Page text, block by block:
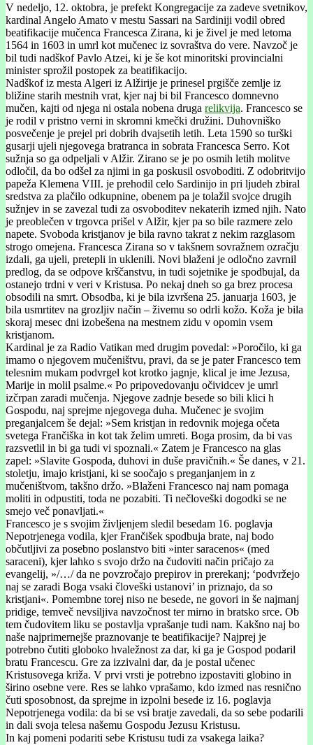
V nedeljo, 12. oktobra, je prefekt Kongregacije za zadeve svetnikov,
kardinal Angelo Amato v mestu Sassari na Sardiniji vodil obred
beatifikacije mučenca Francesca Zirana, ki je živel je med letoma
1564 in 1603 in umrl kot mučenec iz sovraštva do vere. Navzoč je
bil tudi nadškof Pavlo Atzei, ki je še kot minoritski provincialni
minister sprožil postopek za beatifikacijo.
Nadškof iz mesta Algeri iz Alžirije je prinesel prgišče zemlje iz
bližine starih mestnih vrat, kjer naj bi bil Francesco domnevno
mučen, kajti od njega ni ostala nobena druga relikvija. Francesco se
je rodil v pristno verni in skromni kmečki družini. Duhovniško
posvečenje je prejel pri dobrih dvajsetih letih. Leta 1590 so turški
gusarji ujeli njegovega bratranca in sobrata Francesca Serro. Kot
sužnja so ga odpeljali v Alžir. Zirano se je po osmih letih molitve
odločil, da bo odšel za njimi in ga poskusil osvoboditi. Z odobritvijo
papeža Klemena VIII. je prehodil celo Sardinijo in pri ljudeh zbiral
sredstva za plačilo odkupnine, obenem pa je tolažil svojce drugih
sužnjev in se zavezal tudi za osvoboditev nekaterih izmed njih. Nato
je preoblečen v trgovca prišel v Alžir, kjer pa so bile razmere zelo
napete. Svoboda kristjanov je bila ravno takrat z nekim razglasom
strogo omejena. Francesca Zirana so v takšnem sovražnem ozračju
izdali, ga ujeli, pretepli in uklenili. Novi blaženi je odločno zavrnil
predlog, da se odpove krščanstvu, in tudi sojetnike je spodbujal, da
ostanejo trdni v veri v Kristusa. Po nekaj dneh so ga brez procesa
obsodili na smrt. Obsodba, ki je bila izvršena 25. januarja 1603, je
bila usmrtitev na grozljiv način – živemu so odrli kožo. Koža je bila
skoraj mesec dni izobešena na mestnem zidu v opomin vsem
kristjanom.
Kardinal je za Radio Vatikan med drugim povedal: »Poročilo, ki ga
imamo o njegovem mučeništvu, pravi, da se je pater Francesco tem
telesnim mukam podvrgel kot krotko jagnje, klical je ime Jezusa,
Marije in molil psalme.« Po pripovedovanju očividcev je umrl
izčrpan zaradi mučenja. Njegove zadnje besede so bili klici h
Gospodu, naj sprejme njegovega duha. Mučenec je svojim
preganjalcem še dejal: »Sem kristjan in redovnik mojega očeta
svetega Frančiška in kot tak želim umreti. Boga prosim, da bi vas
razsvetlil in bi ga tudi vi spoznali.« Zatem je Francesco na glas
zapel: »Slavite Gospoda, duhovi in duše pravičnih.« Še danes, v 21.
stoletju, imajo kristjani, ki se soočajo s preganjanjem in z
mučeništvom, takšno držo. »Blaženi Francesco naj nam pomaga
moliti in odpustiti, toda ne pozabiti. Ti nečloveški dogodki se ne
smejo več ponavljati.«
Francesco je s svojim življenjem sledil besedam 16. poglavja
Nepotrjenega vodila, kjer Frančišek spodbuja brate, naj bodo
občutljivi za posebno poslanstvo biti »inter saracenos« (med
saraceni), kjer lahko s svojo držo na čudoviti način pričajo za
evangelij, »/…/ da ne povzročajo prepirov in prerekanj; ‘podvržejo
naj se zaradi Boga vsaki človeški ustanovi’ in priznajo, da so
kristjani«. Pomembne torej niso ne besede, ne govori in še najmanj
pridige, temveč nevsiljiva navzočnost ter mirno in bratsko srce. Ob
tem čudovitem liku se postavlja vprašanje tudi nam. Kakšno naj bo
naše najprimernejše praznovanje te beatifikacije? Najprej je
potrebno čutiti globoko hvaležnost za dar, ki ga je Gospod podaril
bratu Francescu. Gre za izzivalni dar, da je postal učenec
Kristusovega križa. V prvi vrsti je potrebno izpostaviti globino in
širino osebne vere. Res se lahko vprašamo, kdo izmed nas resnično
čuti sposobnost, da sprejme in izpolni besede iz 16. poglavja
Nepotrjenega vodila: da bi se vsi bratje zavedali, da so sebe podarili
in dali svoja telesa našemu Gospodu Jezusu Kristusu.
In kaj pomeni podariti sebe Kristusu tudi za vsakega laika?